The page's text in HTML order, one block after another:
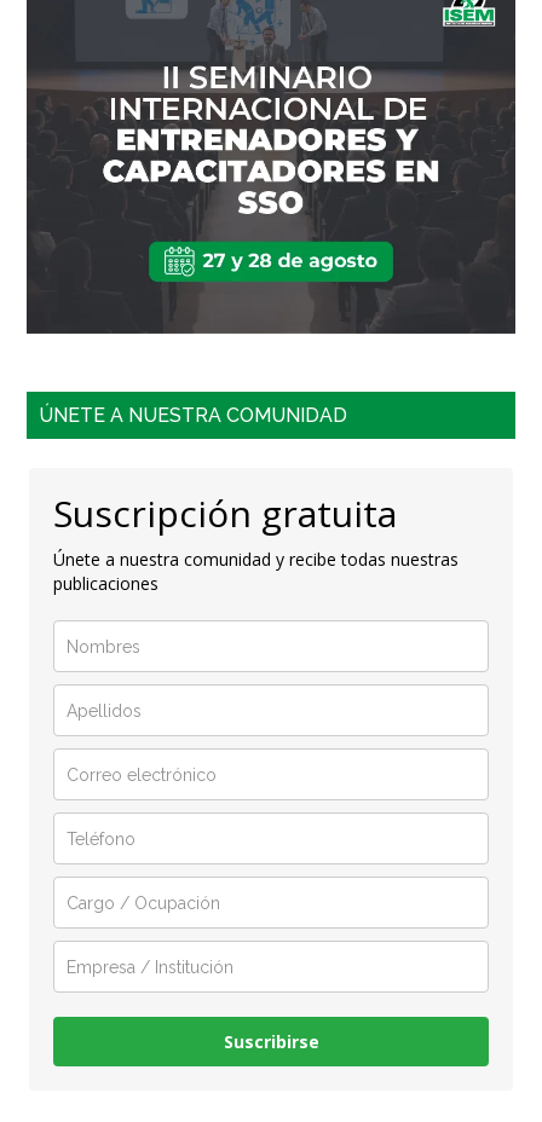
ÚNETE A NUESTRA COMUNIDAD
Suscripción gratuita
Únete a nuestra comunidad y recibe todas nuestras
publicaciones
Suscribirse